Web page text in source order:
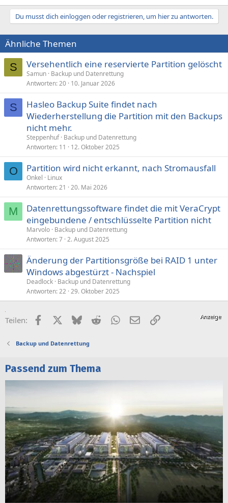
Du musst dich einloggen oder registrieren, um hier zu antworten.
Ähnliche Themen
S Versehentlich eine reservierte Partition gelöscht
Samun Backup und Datenrettung
Antworten 20 10. Januar 2026
S
Hasleo Backup Suite findet nach
Wiederherstellung die Partition mit den Backups
nicht mehr.
Steppenhuf Backup und Datenrettung
Antworten 11 12. Oktober 2025
O Partition wird nicht erkannt, nach Stromausfall
Onkel
Linux
Antworten 21 20. Mai 2026
M
Datenrettungssoftware findet die mit VeraCrypt
eingebundene / entschlüsselte Partition nicht
Marvolo Backup und Datenrettung
Antworten 7 2. August 2025
Änderung der Partitionsgröße bei RAID 1 unter
Windows abgestürzt - Nachspiel
Deadlock Backup und Datenrettung
Antworten 22 29. Oktober 2025
Teilen: FacebookX (Twitter)
BlueskyRedditWhatsApp
E-MailLink
Backup und Datenrettung
Passend zum Thema